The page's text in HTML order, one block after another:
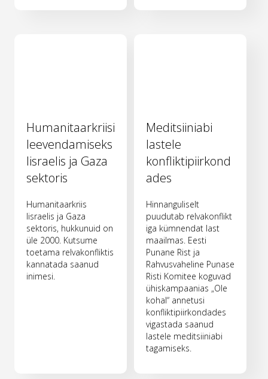
Humanitaarkriisi
leevendamiseks
Iisraelis ja Gaza
sektoris
Humanitaarkriis
Iisraelis ja Gaza
sektoris, hukkunuid on
üle 2000. Kutsume
toetama relvakonfliktis
kannatada saanud
inimesi.
Meditsiiniabi
lastele
konfliktipiirkond
ades
Hinnanguliselt
puudutab relvakonflikt
iga kümnendat last
maailmas. Eesti
Punane Rist ja
Rahvusvaheline Punase
Risti Komitee koguvad
ühiskampaanias „Ole
kohal“ annetusi
konfliktipiirkondades
vigastada saanud
lastele meditsiiniabi
tagamiseks.